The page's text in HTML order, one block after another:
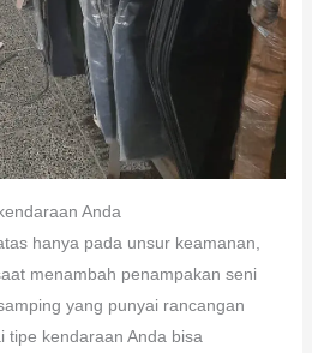
Anda
hanya pada unsur keamanan,
menambah penampakan seni
yang punyai rancangan
tipe kendaraan Anda bisa